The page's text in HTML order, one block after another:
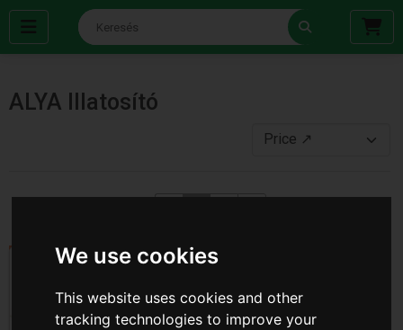
We use cookies
This website uses cookies and other
tracking technologies to improve your
ALYA Illatosító
NEW